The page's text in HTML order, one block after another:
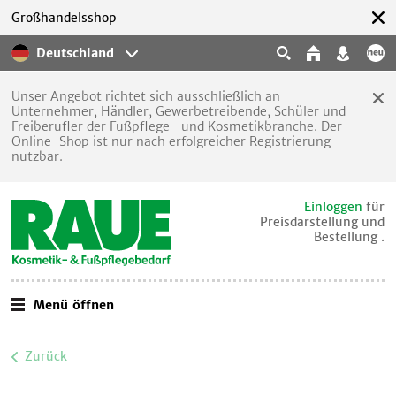
Deutschland
Großhandelsshop
Unser Angebot richtet sich ausschließlich an
Unternehmer, Händler, Gewerbetreibende, Schüler und
Freiberufler der Fußpflege- und Kosmetikbranche. Der
Online-Shop ist nur nach erfolgreicher Registrierung
nutzbar.
Einloggen für
Preisdarstellung und
Bestellung .
Menü öffnen
Zurück